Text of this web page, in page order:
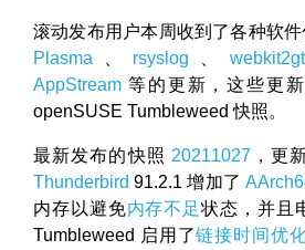
滚动发布用户本周收到了各种软
Plasma
rsyslog
AppStream 等的更新，这些更
openSUSE Tumbleweed 快照。
最新发布的快照 20211027 ，更
Thunderbird 91.2.1 增加了
内存以避免内存不足状态，并且
Tumbleweed 启用了链接时间优